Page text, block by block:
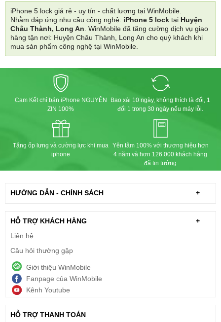
iPhone 5 lock giá rẻ - uy tín - chất lượng tại WinMobile.
Nhằm đáp ứng nhu cầu công nghệ: iPhone 5 lock tại Huyện
Châu Thành, Long An. WinMobile đã tăng cường dịch vụ giao
hàng tận nơi: Huyện Châu Thành, Long An cho quý khách khi
mua sản phẩm công nghệ tại WinMobile.
Cam Kết chỉ bán iPhone NGUYÊN
ZIN 100%
Bao xài 10 ngày, không thích là đổi, 1
đổi 1 trong 30 ngày nếu máy lỗi.
Tặng ốp lưng và cường lực khi mua
iphone
Yên tâm 100% với thương hiệu hơn
4 năm và hơn 126.000 khách hàng
đã tin tưởng
HƯỚNG DẪN - CHÍNH SÁCH +
HỖ TRỢ KHÁCH HÀNG
+
Liên hệ
Câu hỏi thường gặp
Giới thiệu WinMobile
Fanpage của WinMobile
Kênh Youtube
HỖ TRỢ THANH TOÁN